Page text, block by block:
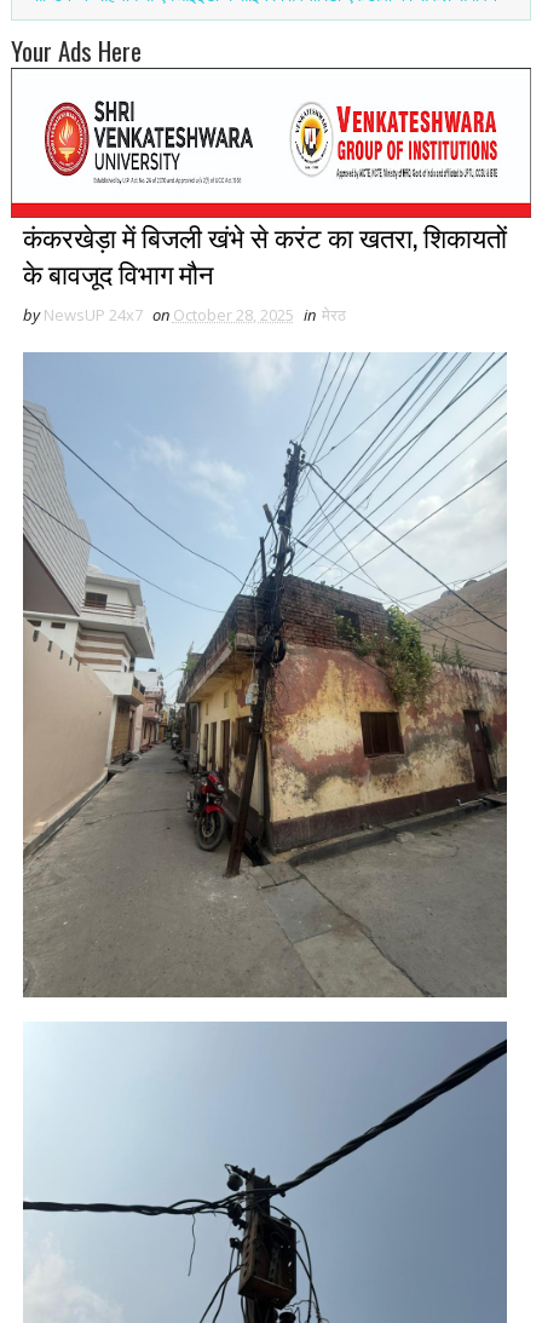
Your Ads Here
कंकरखेड़ा में बिजली खंभे से करंट का खतरा, शिकायतों
के बावजूद विभाग मौन
by NewsUP 24x7 on October 28, 2025 in मेरठ